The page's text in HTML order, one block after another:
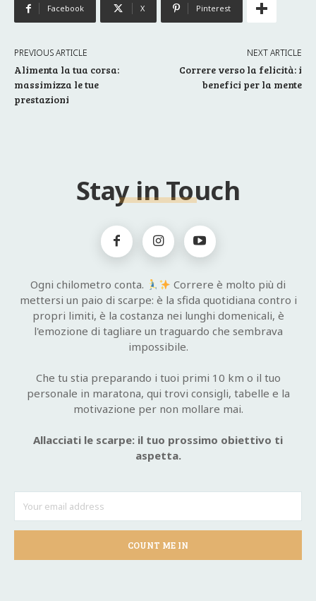
Facebook X Pinterest
PREVIOUS ARTICLE
Alimenta la tua corsa:
massimizza le tue
prestazioni
NEXT ARTICLE
Correre verso la felicità: i
benefici per la mente
Stay in Touch
Ogni chilometro conta.
Correre è molto più di
mettersi un paio di scarpe: è la sfida quotidiana contro i
propri limiti, è la costanza nei lunghi domenicali, è
l'emozione di tagliare un traguardo che sembrava
impossibile.
Che tu stia preparando i tuoi primi 10 km o il tuo
personale in maratona, qui trovi consigli, tabelle e la
motivazione per non mollare mai.
Allacciati le scarpe: il tuo prossimo obiettivo ti
aspetta.
COUNT ME IN